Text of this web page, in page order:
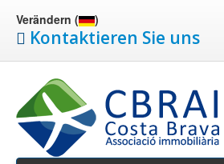
Verändern ( )
Kontaktieren Sie uns